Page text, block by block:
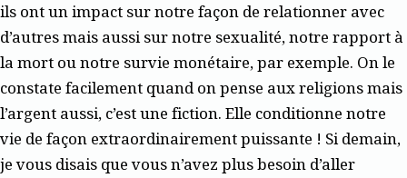
ils ont un impact sur notre façon de relationner avec
d’autres mais aussi sur notre sexualité, notre rapport à
la mort ou notre survie monétaire, par exemple. On le
constate facilement quand on pense aux religions mais
l’argent aussi, c’est une fiction. Elle conditionne notre
vie de façon extraordinairement puissante ! Si demain,
je vous disais que vous n’avez plus besoin d’aller